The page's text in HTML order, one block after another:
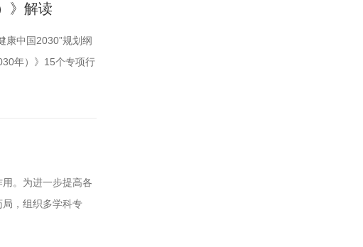
》解读
康中国2030”规划纲
年）》15个专项行
亡率下降到8.1/10
。为进一步提高各
，组织多学科专
疗方案主要内容包